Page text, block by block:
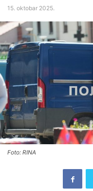
15. oktobar 2025.
Foto: RINA